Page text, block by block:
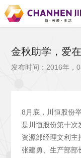
金秋助学，爱
发布时间：2016年，
8月底，川恒股份
是川恒股份第十次
资源部经理文利主
张建勇、生产部部